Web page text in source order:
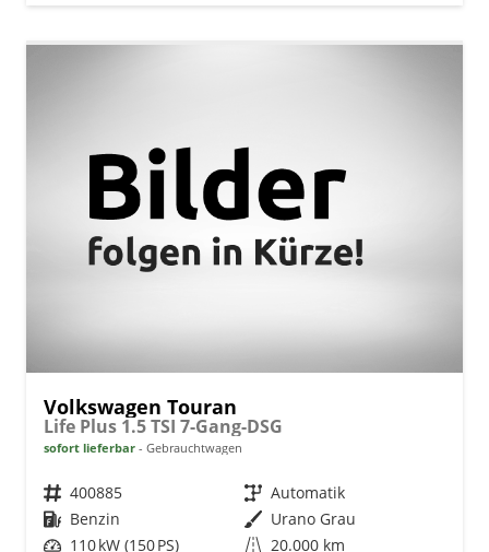
Volkswagen Touran
Life Plus 1.5 TSI 7-Gang-DSG
sofort lieferbar Gebrauchtwagen
Fahrzeugnr. 400885 Getriebe Automatik
Kraftstoff Benzin Außenfarbe Urano Grau
Leistung 110 kW (150 PS) Kilometerstand 20.000 km